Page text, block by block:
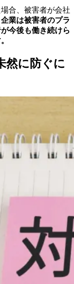
合、被害者が会社
企業は被害者のプラ
今後も働き続けら
然に防ぐに